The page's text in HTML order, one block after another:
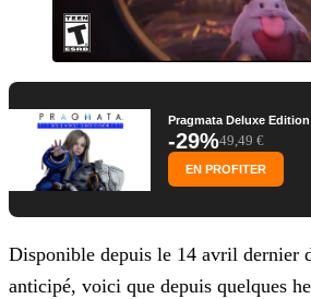
Pragmata Deluxe Edition
-29%49,49 €
EN PROFITER
Disponible depuis le 14 avril dernier
anticipé, voici que depuis quelques